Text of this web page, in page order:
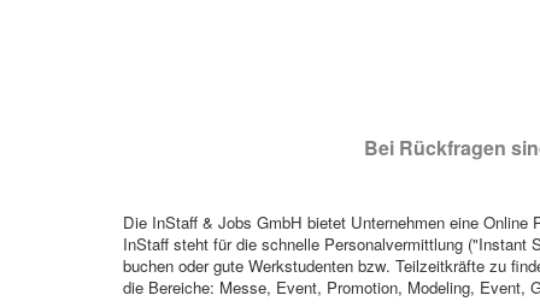
Bei Rückfragen
Die InStaff & Jobs GmbH bietet Unternehmen eine
InStaff steht für die schnelle Personalvermittlung ("Instant
buchen oder gute Werkstudenten bzw. Teilzeitkräfte zu
die Bereiche: Messe, Event, Promotion, Modeling, Event,